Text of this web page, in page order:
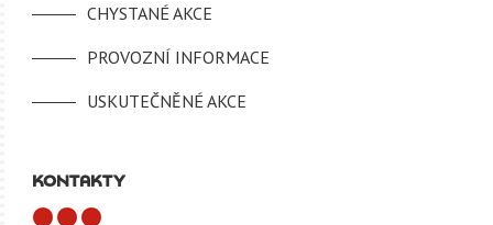
CHYSTANÉ AKCE
PROVOZNÍ INFORMACE
USKUTEČNĚNÉ AKCE
KONTAKTY